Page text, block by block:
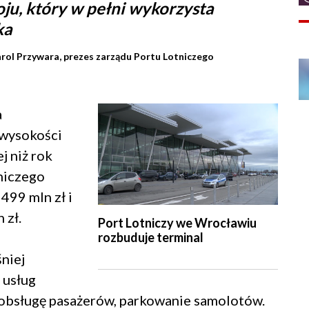
który w pełni wykorzysta
Przywara, prezes zarządu Portu Lotniczego
Port Lotniczy we Wrocławiu
rozbuduje terminal
niż rok
mln zł i
zł.
pasażerów, parkowanie samolotów.